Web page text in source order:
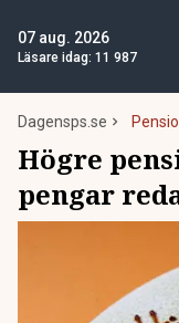
07 aug. 2026
Läsare idag: 11 987
Dagensps.se
Högre
pengar